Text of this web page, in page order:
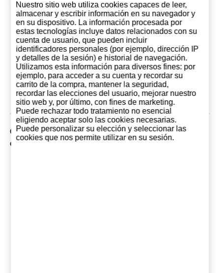
Opthimus
Reserva 15 Años
(República
Dominicana)
49,95 €
Añadir al
carrito
Opthimus
Reserva 18 Años
(República
Dominicana)
52,95 €
Añadir al
carrito
Reserva
Clientes que compraron este producto, también han
comprado
Nuestro sitio web utiliza cookies capaces de leer,
almacenar y escribir información en su navegador y
en su dispositivo. La información procesada por
estas tecnologías incluye datos relacionados con su
cuenta de usuario, que pueden incluir
identificadores personales (por ejemplo, dirección IP
y detalles de la sesión) e historial de navegación.
Utilizamos esta información para diversos fines: por
ejemplo, para acceder a su cuenta y recordar su
carrito de la compra, mantener la seguridad,
recordar las elecciones del usuario, mejorar nuestro
sitio web y, por último, con fines de marketing.
Puede rechazar todo tratamiento no esencial
eligiendo aceptar solo las cookies necesarias.
Puede personalizar su elección y seleccionar las
cookies que nos permite utilizar en su sesión.